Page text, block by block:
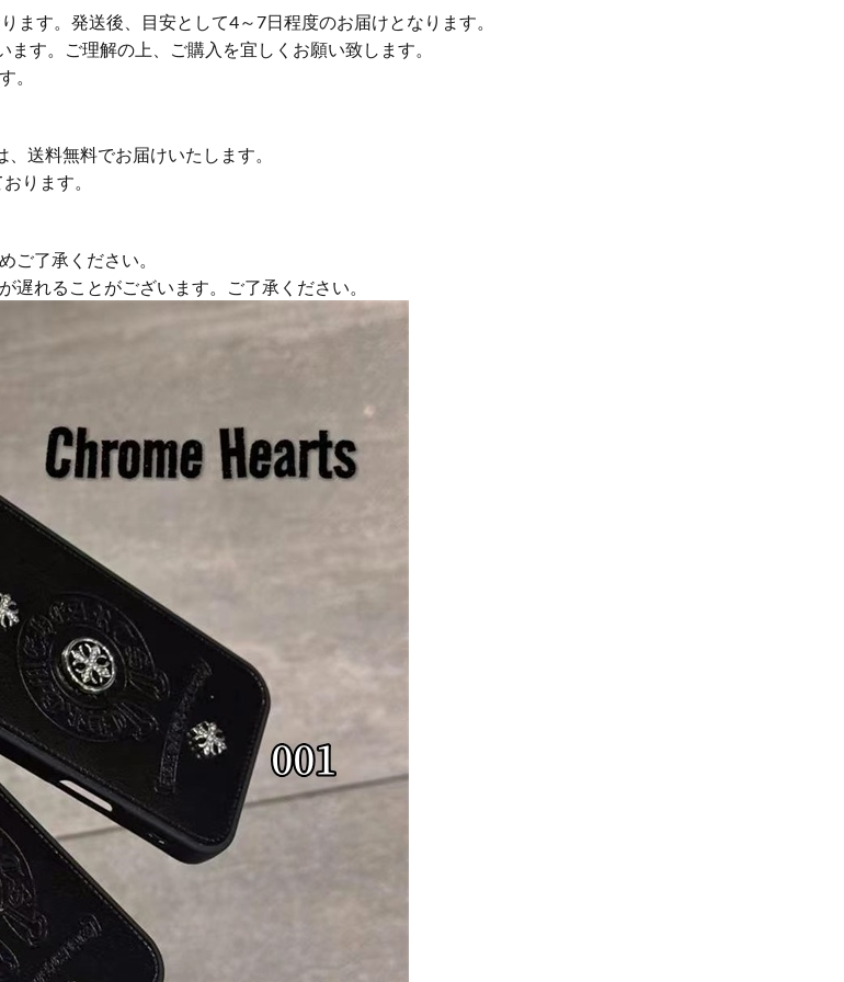
す。発送後、目安として4～7日程度のお届けとなります。
す。ご理解の上、ご購入を宜しくお願い致します。
。
送料無料でお届けいたします。
ります。
ご了承ください。
れることがございます。ご了承ください。